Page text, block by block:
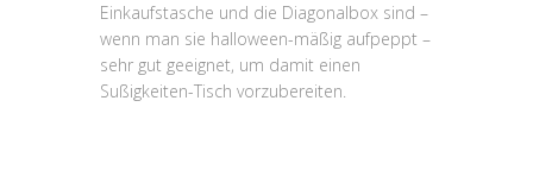
Einkaufstasche und die Diagonalbox sind –
wenn man sie halloween-mäßig aufpeppt –
sehr gut geeignet, um damit einen
Sußigkeiten-Tisch vorzubereiten.